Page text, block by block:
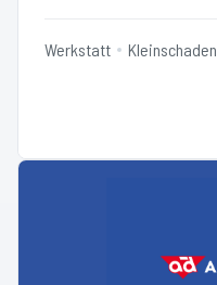
Werkstatt Kleinschaden